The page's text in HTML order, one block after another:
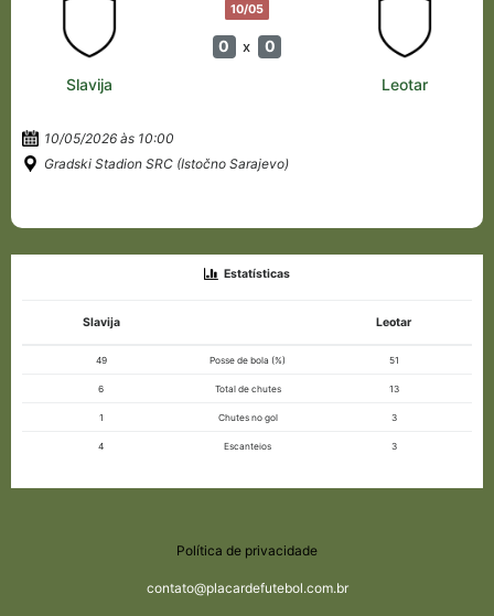
10/05
0 x 0
Slavija Leotar
10/05/2026 às 10:00
Gradski Stadion SRC (Istočno Sarajevo)
Estatísticas
Slavija Leotar
49 Posse de bola (%) 51
6 Total de chutes 13
1 Chutes no gol 3
4 Escanteios 3
Política de privacidade
contato@placardefutebol.com.br